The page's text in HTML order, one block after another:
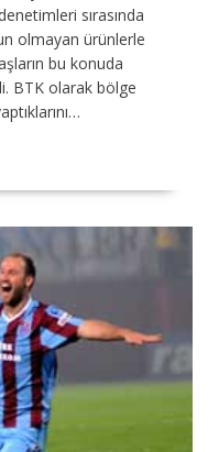
sırasında
olmayan ürünlerle
bu konuda
BTK olarak bölge